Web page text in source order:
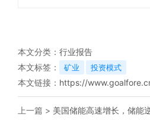
本文分类： 行业报告
本文标签：
矿业 投资模式
本文链接： https://
上一篇 > 美国储能高速增长，储能